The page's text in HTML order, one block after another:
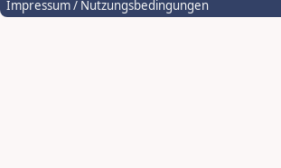
Impressum / Nutzungsbedingungen